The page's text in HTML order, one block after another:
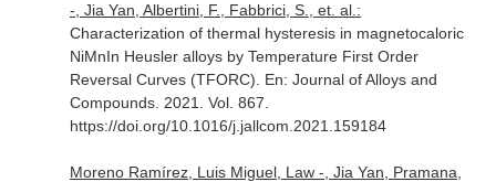
-, Jia Yan, Albertini, F., Fabbrici, S., et. al.:
Characterization of thermal hysteresis in magnetocaloric
NiMnIn Heusler alloys by Temperature First Order
Reversal Curves (TFORC). En: Journal of Alloys and
Compounds. 2021. Vol. 867.
https://doi.org/10.1016/j.jallcom.2021.159184
Moreno Ramírez, Luis Miguel, Law -, Jia Yan, Pramana,